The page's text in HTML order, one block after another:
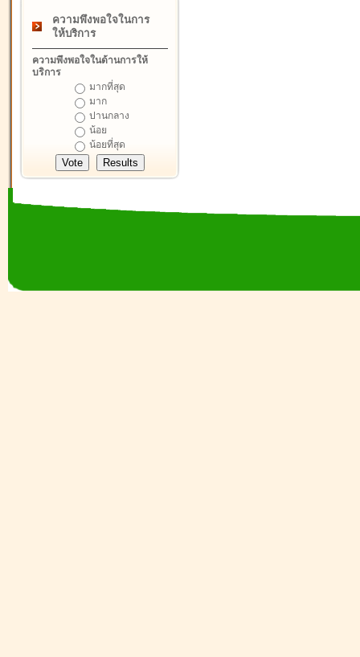
ความพึงพอใจในการ
ให้บริการ
ความพึงพอใจในด้านการให้
บริการ
มากที่สุด
มาก
ปานกลาง
น้อย
น้อยที่สุด